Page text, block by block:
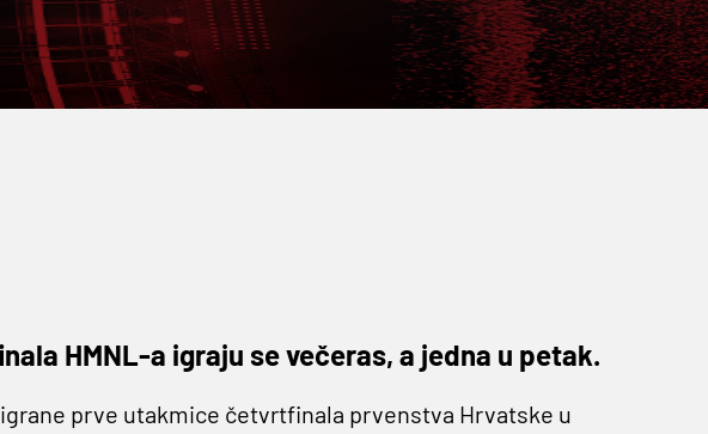
HMNL-a igraju se večeras, a jedna u petak.
prve utakmice četvrtfinala prvenstva Hrvatske u